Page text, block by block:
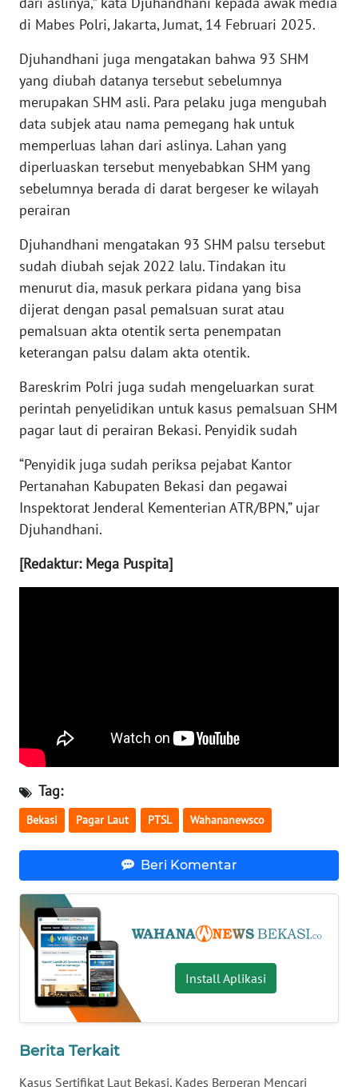
di Mabes Polri, Jakarta, Jumat, 14 Februari 2025.
Djuhandhani juga mengatakan bahwa 93 SHM
yang diubah datanya tersebut sebelumnya
merupakan SHM asli. Para pelaku juga mengubah
data subjek atau nama pemegang hak untuk
memperluas lahan dari aslinya. Lahan yang
diperluaskan tersebut menyebabkan SHM yang
sebelumnya berada di darat bergeser ke wilayah
perairan
Djuhandhani mengatakan 93 SHM palsu tersebut
sudah diubah sejak 2022 lalu. Tindakan itu
menurut dia, masuk perkara pidana yang bisa
dijerat dengan pasal pemalsuan surat atau
pemalsuan akta otentik serta penempatan
keterangan palsu dalam akta otentik.
Bareskrim Polri juga sudah mengeluarkan surat
perintah penyelidikan untuk kasus pemalsuan SHM
pagar laut di perairan Bekasi. Penyidik sudah
“Penyidik juga sudah periksa pejabat Kantor
Pertanahan Kabupaten Bekasi dan pegawai
Inspektorat Jenderal Kementerian ATR/BPN,” ujar
Djuhandhani.
[Redaktur: Mega Puspita]
Tag:
Bekasi Pagar Laut PTSL Wahananewsco
Beri Komentar
Install Aplikasi
Berita Terkait
Kasus Sertifikat Laut Bekasi, Kades Berperan Mencari
KALTARA
WN
KALSEL
WN
KALTIM
WN
WN
GORONTALO
WN
SULUT
WN
MALUKU
MALUT
WN
DAIRI
WN
DANAU
WN
TAPANULI
SELATAN
WN
KARO
WN
SIMALUNGUN
LABUHANBATU